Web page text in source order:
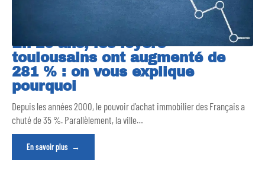
En 20 ans, les loyers
toulousains ont augmenté de
281 % : on vous explique
pourquoi
Depuis les années 2000, le pouvoir d’achat immobilier des Français a
chuté de 35 %. Parallèlement, la ville…
En savoir plus